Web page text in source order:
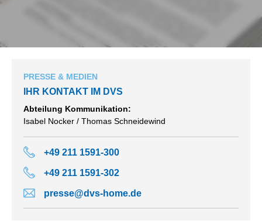
PRESSE & MEDIEN
IHR KONTAKT IM DVS
Abteilung Kommunikation:
Isabel Nocker / Thomas Schneidewind
+49 211 1591-300
+49 211 1591-302
presse@dvs-home.de